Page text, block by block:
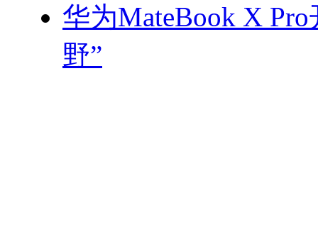
华为MateBook X
野”